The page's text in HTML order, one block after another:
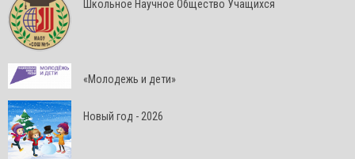
Школьное Научное Общество Учащихся
«Молодежь и дети»
Новый год - 2026